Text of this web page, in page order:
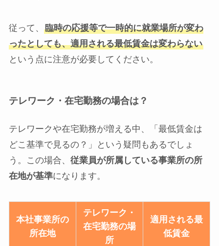
従って、 臨時の応援等で一時的に就業場所が変わ
ったとしても、適用される最低賃金は変わらない
という点に注意が必要してください。
テレワーク・在宅勤務の場合は？
テレワークや在宅勤務が増える中、「最低賃金は
どこ基準で見るの？」という疑問もあるでしょ
う。この場合、 従業員が所属している事業所の所
在地が基準になります。
本社事業所の
所在地
テレワーク・
在宅勤務の場
所
適用される最
低賃金